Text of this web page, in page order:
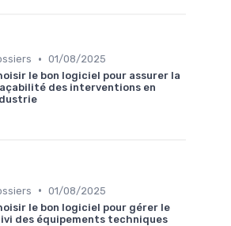
• 01/08/2025
le bon logiciel pour assurer la
des interventions en
• 01/08/2025
le bon logiciel pour gérer le
des équipements techniques